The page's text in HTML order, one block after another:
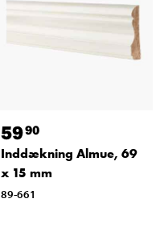
5990
Inddækning Almue, 69
x 15 mm
89-661